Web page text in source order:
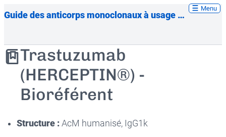
Guide des anticorps monoclonaux à usage thérapeutique
Menu
Trastuzumab
(HERCEPTIN®) -
Bioréférent
Structure : AcM humanisé, IgG1k